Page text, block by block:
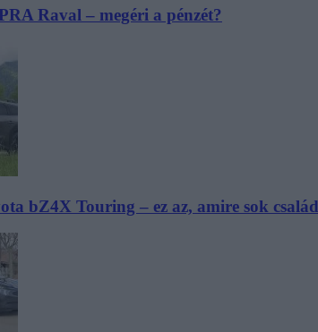
Raval – megéri a pénzét?
bZ4X Touring – ez az, amire sok